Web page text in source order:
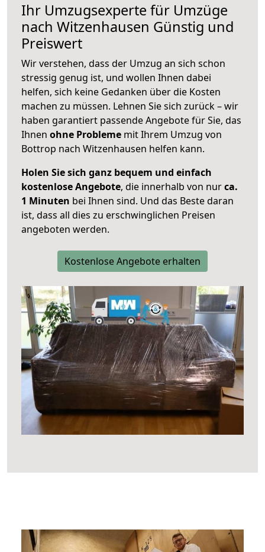
Ihr Umzugsexperte für Umzüge
nach Witzenhausen Günstig und
Preiswert
Wir verstehen, dass der Umzug an sich schon
stressig genug ist, und wollen Ihnen dabei
helfen, sich keine Gedanken über die Kosten
machen zu müssen. Lehnen Sie sich zurück – wir
haben garantiert passende Angebote für Sie, das
Ihnen ohne Probleme mit Ihrem Umzug von
Bottrop nach Witzenhausen helfen kann.
Holen Sie sich ganz bequem und einfach
kostenlose Angebote, die innerhalb von nurca.
1 Minuten bei Ihnen sind. Und das Beste daran
ist, dass all dies zu erschwinglichen Preisen
angeboten werden.
Kostenlose Angebote erhalten